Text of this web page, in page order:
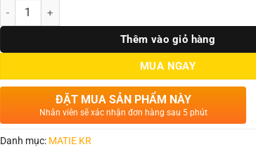
Số lượng
Thêm vào giỏ hàng
MUA NGAY
ĐẶT MUA SẢN PHẨM NÀY
Nhân viên sẽ xác nhận đơn hàng sau 5 phút
Danh mục: MATIE KR